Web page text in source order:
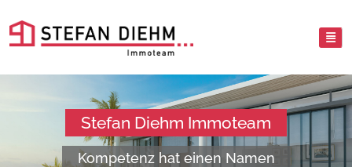
Stefan Diehm Immoteam
Kompetenz hat einen Namen